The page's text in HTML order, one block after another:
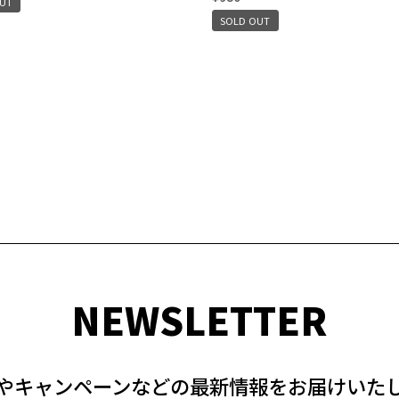
SOLD OUT
NEWSLETTER
キャンペーンなどの最新情報をお届けいた